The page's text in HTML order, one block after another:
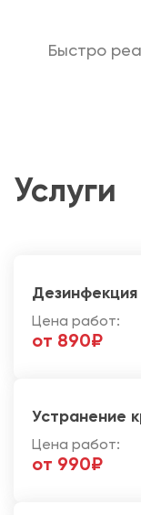
Быстро
Услуги
Дезинфекция
Цена работ:
от 890₽
Устранение
Цена работ:
от 990₽